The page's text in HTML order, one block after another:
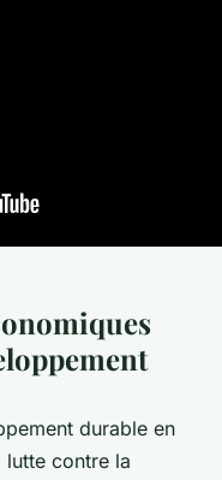
durable en
lutte contre la